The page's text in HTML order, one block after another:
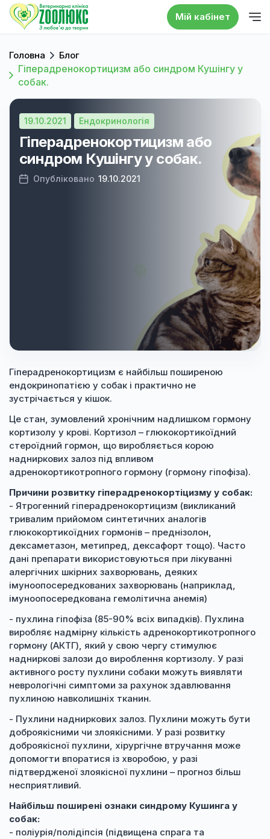
Мій кабінет
Головна Блог
Гіперадренокортицизм або синдром Кушінгу у
собак.
19.10.2021 Ендокринологія
Гіперадренокортицизм або
синдром Кушінгу у собак.
Опубліковано 19.10.2021
Гіперадренокортицизм є найбільш поширеною
ендокринопатією у собак і практично не
зустрічається у кішок.
Це стан, зумовлений хронічним надлишком гормону
кортизолу у крові. Кортизол – глюкокортикоїдний
стероїдний гормон, що виробляється корою
надниркових залоз під впливом
адренокортикотропного гормону (гормону гіпофіза).
Причини розвитку гіперадренокортіцизму у собак:
- Ятрогенний гіперадренокортицизм (викликаний
тривалим прийомом синтетичних аналогів
глюкокортикоїдних гормонів – преднізолон,
дексаметазон, метипред, дексафорт тощо). Часто
дані препарати використовуються при лікуванні
алергічних шкірних захворювань, деяких
імуноопосередкованих захворювань (наприклад,
імуноопосередкована гемолітична анемія)
- пухлина гіпофіза (85-90% всіх випадків). Пухлина
виробляє надмірну кількість адренокортикотропного
гормону (АКТГ), який у свою чергу стимулює
надниркові залози до вироблення кортизолу. У разі
активного росту пухлини собаки можуть виявляти
неврологічні симптоми за рахунок здавлювання
пухлиною навколишніх тканин.
- Пухлини надниркових залоз. Пухлини можуть бути
доброякісними чи злоякісними. У разі розвитку
доброякісної пухлини, хірургічне втручання може
допомогти впоратися із хворобою, у разі
підтвердженої злоякісної пухлини – прогноз більш
несприятливий.
Найбільш поширені ознаки синдрому Кушинга у
собак:
- поліурія/полідіпсія (підвищена спрага та